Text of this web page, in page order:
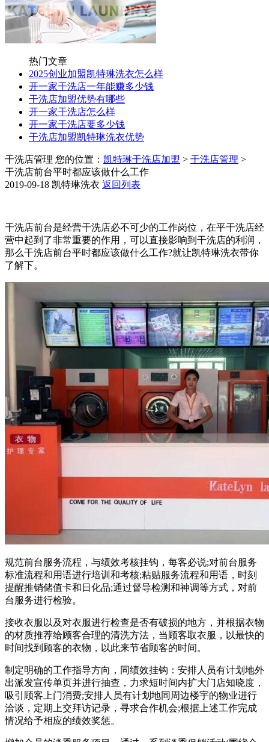
热门文章
2025创业加盟凯特琳洗衣怎么样
开一家干洗店一年能赚多少钱
干洗店加盟优势有哪些
开一家干洗店怎么样
开一家干洗店要多少钱
干洗店加盟凯特琳洗衣优势
干洗店管理 您的位置： 凯特琳干洗店加盟 > 干洗店管理 >
干洗店前台平时都应该做什么工作
2019-09-18 凯特琳洗衣 返回列表
干洗店前台是经营干洗店必不可少的工作岗位，在平干洗店经
营中起到了非常重要的作用，可以直接影响到干洗店的利润，
那么干洗店前台平时都应该做什么工作?就让凯特琳洗衣带你
了解下。
规范前台服务流程，与绩效考核挂钩，每客必说;对前台服务
标准流程和用语进行培训和考核;粘贴服务流程和用语，时刻
提醒推销储值卡和日化品;通过督导检测和神调等方式，对前
台服务进行检验。
接收衣服以及对衣服进行检查是否有破损的地方，并根据衣物
的材质推荐给顾客合理的清洗方法，当顾客取衣服，以最快的
时间找到顾客的衣物，以此来节省顾客的时间。
制定明确的工作指导方向，同绩效挂钩：安排人员有计划地外
出派发宣传单页并进行抽查，力求短时间内扩大门店知晓度，
吸引顾客上门消费;安排人员有计划地同周边楼宇的物业进行
洽谈，定期上交拜访记录，寻求合作机会;根据上述工作完成
情况给予相应的绩效奖惩。